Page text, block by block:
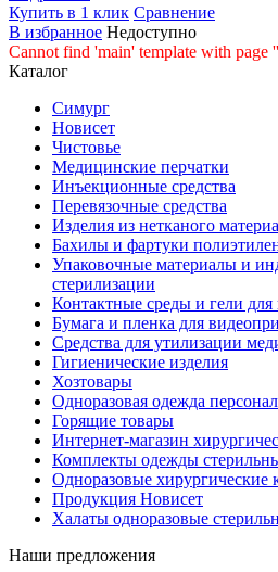
Купить в 1 клик Сравнение
В избранное Недоступно
Cannot find 'main' template with page ''
Каталог
Симург
Новисет
Чистовье
Медицинские перчатки
Инъекционные средства
Перевязочные средства
Изделия из нетканого
Бахилы и фартуки
Упаковочные материалы и
стерилизации
Контактные среды и гели для
Бумага и пленка для
Средства для утилизации
Гигиенические изделия
Хозтовары
Одноразовая одежда
Горящие товары
Интернет-магазин
Комплекты одежды
Одноразовые хирургические
Продукция Новисет
Халаты одноразовые
Наши предложения